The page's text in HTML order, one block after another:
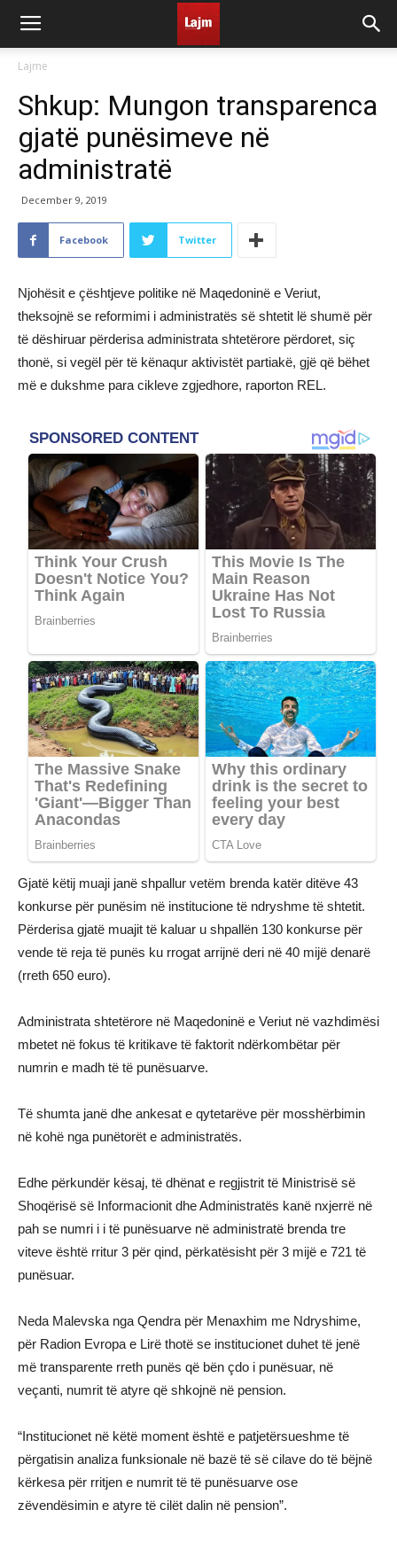
Lajme
Shkup: Mungon transparenca
gjatë punësimeve në
administratë
December 9, 2019
Facebook Twitter
Njohësit e çështjeve politike në Maqedoninë e Veriut,
theksojnë se reformimi i administratës së shtetit lë shumë për
të dëshiruar përderisa administrata shtetërore përdoret, siç
thonë, si vegël për të kënaqur aktivistët partiakë, gjë që bëhet
më e dukshme para cikleve zgjedhore, raporton REL.
Gjatë këtij muaji janë shpallur vetëm brenda katër ditëve 43
konkurse për punësim në institucione të ndryshme të shtetit.
Përderisa gjatë muajit të kaluar u shpallën 130 konkurse për
vende të reja të punës ku rrogat arrijnë deri në 40 mijë denarë
(rreth 650 euro).
Administrata shtetërore në Maqedoninë e Veriut në vazhdimësi
mbetet në fokus të kritikave të faktorit ndërkombëtar për
numrin e madh të të punësuarve.
Të shumta janë dhe ankesat e qytetarëve për mosshërbimin
në kohë nga punëtorët e administratës.
Edhe përkundër kësaj, të dhënat e regjistrit të Ministrisë së
Shoqërisë së Informacionit dhe Administratës kanë nxjerrë në
pah se numri i i të punësuarve në administratë brenda tre
viteve është rritur 3 për qind, përkatësisht për 3 mijë e 721 të
punësuar.
Neda Malevska nga Qendra për Menaxhim me Ndryshime,
për Radion Evropa e Lirë thotë se institucionet duhet të jenë
më transparente rreth punës që bën çdo i punësuar, në
veçanti, numrit të atyre që shkojnë në pension.
“Institucionet në këtë moment është e patjetërsueshme të
përgatisin analiza funksionale në bazë të së cilave do të bëjnë
kërkesa për rritjen e numrit të të punësuarve ose
zëvendësimin e atyre të cilët dalin në pension”.